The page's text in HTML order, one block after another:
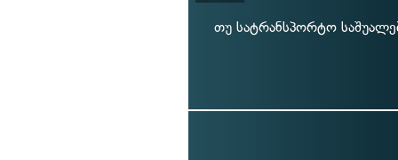
თუ სატრანსპორტო